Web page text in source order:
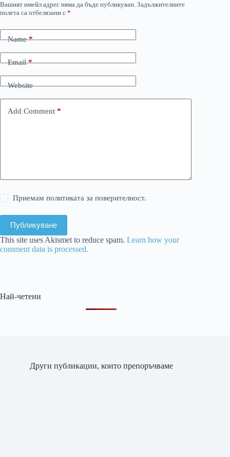
Вашият имейл адрес няма да бъде публикуван. Задължителните
полета са отбелязани с *
Name*
Email*
Website
Add Comment *
Приемам политиката за поверителност.
Публикуване
This site uses Akismet to reduce spam. Learn how your
comment data is processed.
Най-четени
Други публикации, които препоръчваме